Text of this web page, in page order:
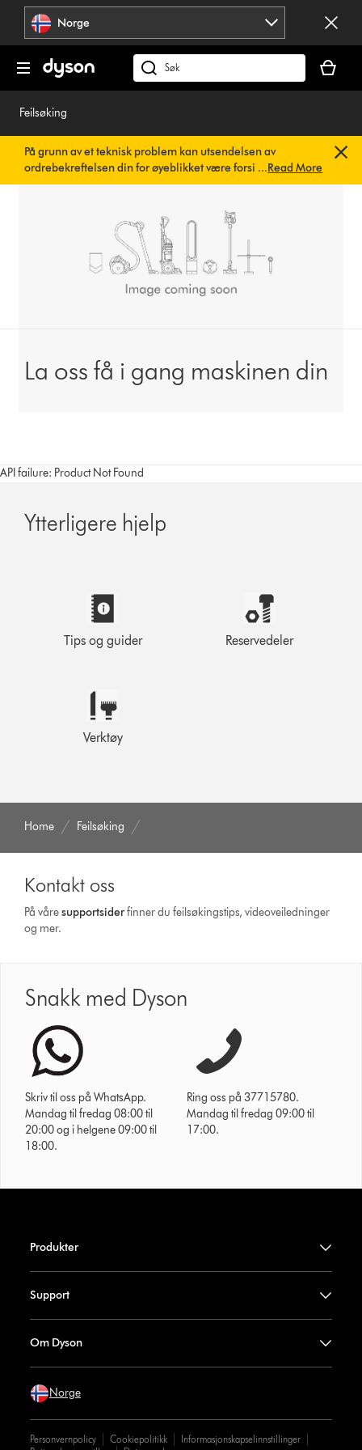
Hopp
navigering
Norge
Søk
på
din
er
Feilsøking
På grunn av et teknisk problem kan utsendelsen av
ordrebekreftelsen din for øyeblikket være forsinket. Vi
jobber allerede med en rask løsning.Du trenger ikke å
...Read More
La oss få i gang maskinen din
API failure: Product Not Found
Ytterligere hjelp
Tips og guider Reservedeler
Verktøy
Home Feilsøking
Kontakt oss
På våresupportsiderfinner du feilsøkingstips, videoveiledninger
og mer.
Snakk med Dyson
Skriv til oss på WhatsApp.
Mandag til fredag 08:00 til
20:00 og i helgene 09:00 til
18:00.
Ring oss på 37715780.
Mandag til fredag 09:00 til
17:00.
Produkter
Support
Om Dyson
Norge
Personvernpolicy Cookiepolitikk
Informasjonskapselinnstillinger